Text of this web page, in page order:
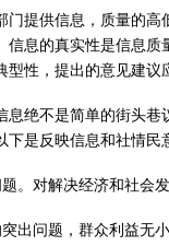
门提供信息，质量的
信息的真实性是信息
性，提出的意见建议
息绝不是简单的街头
是反映信息和社情民
。对解决经济和社会
出问题，群众利益无